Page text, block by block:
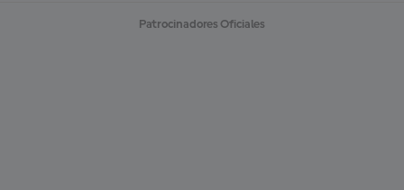
Patrocinadores Oficiales